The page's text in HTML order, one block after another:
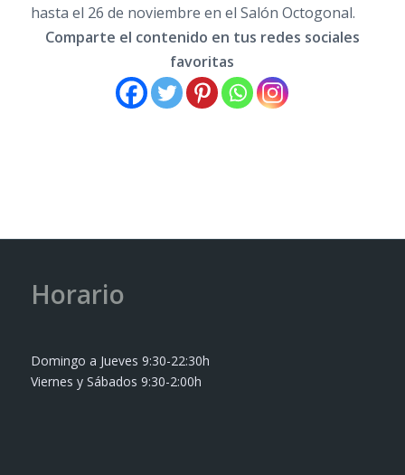
hasta el 26 de noviembre en el Salón Octogonal.
Comparte el contenido en tus redes sociales
favoritas
Horario
Domingo a Jueves 9:30-22:30h
Viernes y Sábados 9:30-2:00h